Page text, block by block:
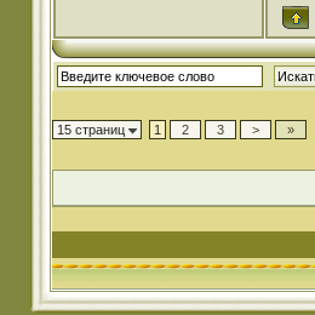
15 страниц 1 2 3 > »